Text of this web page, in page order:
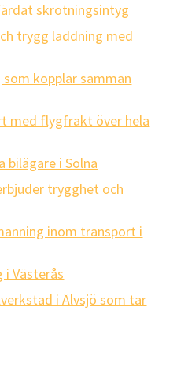
skrotningsintyg
trygg laddning med
kopplar samman
med flygfrakt över hela
bilägare i Solna
trygghet och
inom transport i
Västerås
i Älvsjö som tar